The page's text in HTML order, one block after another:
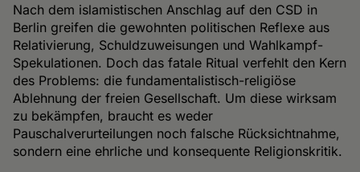
Nach dem islamistischen Anschlag auf den CSD in
Berlin greifen die gewohnten politischen Reflexe aus
Relativierung, Schuldzuweisungen und Wahlkampf-
Spekulationen. Doch das fatale Ritual verfehlt den Kern
des Problems: die fundamentalistisch-religiöse
Ablehnung der freien Gesellschaft. Um diese wirksam
zu bekämpfen, braucht es weder
Pauschalverurteilungen noch falsche Rücksichtnahme,
sondern eine ehrliche und konsequente Religionskritik.